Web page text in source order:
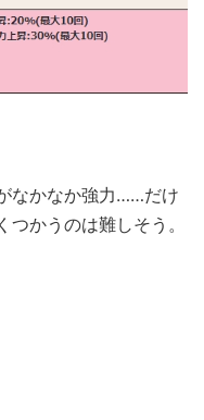
なかなか強力……だけ
かうのは難しそう。